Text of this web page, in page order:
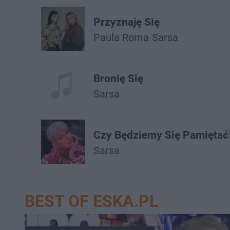
Przyznaję Się
Paula Roma Sarsa
Bronię Się
Sarsa
Czy Będziemy Się
Sarsa
BEST OF ESKA.PL